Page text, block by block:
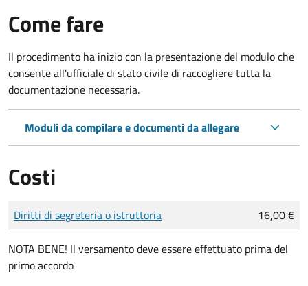
Come fare
Il procedimento ha inizio con la presentazione del modulo che
consente all'ufficiale di stato civile di raccogliere tutta la
documentazione necessaria.
Moduli da compilare e documenti da allegare
Costi
Tipo di pagamento
Importo
Diritti di segreteria o istruttoria 16,00 €
NOTA BENE! Il versamento deve essere effettuato prima del
primo accordo